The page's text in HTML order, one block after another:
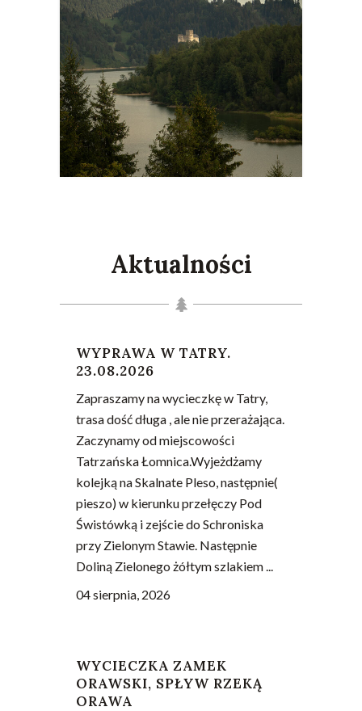
Aktualności
WYPRAWA W TATRY.
23.08.2026
Zapraszamy na wycieczkę w Tatry,
trasa dość długa , ale nie przerażająca.
Zaczynamy od miejscowości
Tatrzańska Łomnica.Wyjeżdżamy
kolejką na Skalnate Pleso, następnie(
pieszo) w kierunku przełęczy Pod
Świstówką i zejście do Schroniska
przy Zielonym Stawie. Następnie
Doliną Zielonego żółtym szlakiem ...
04 sierpnia, 2026
WYCIECZKA ZAMEK
ORAWSKI, SPŁYW RZEKĄ
ORAWA